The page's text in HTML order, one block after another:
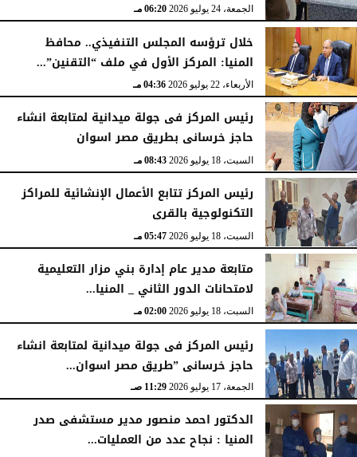
الجمعة، 24 يوليو 2026 06:20 مـ
خلال ترؤسه المجلس التنفيذي.. محافظ
المنيا: المركز الأول في ملف “التقنين”...
الأربعاء، 22 يوليو 2026 04:36 مـ
رئيس المركز فى جولة ميدانية لمتابعة انشاء
حاجز خرسانى بطريق مصر اسوان
السبت، 18 يوليو 2026 08:43 مـ
رئيس المركز تتابع الأعمال الإنشائية للمراكز
التكنولوجية بالقرى
السبت، 18 يوليو 2026 05:47 مـ
متابعة مدير عام إدارة بني مزار التعليمية
لامتحانات الدور الثاني _ المنيا...
السبت، 18 يوليو 2026 02:00 مـ
رئيس المركز فى جولة ميدانية لمتابعة انشاء
حاجز خرسانى ”طريق مصر اسوان...
الجمعة، 17 يوليو 2026 11:29 صـ
الدكتور احمد منصور مدير مستشفى صدر
المنيا : نجاح عدد من العمليات...